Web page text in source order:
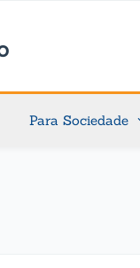
Para Sociedade